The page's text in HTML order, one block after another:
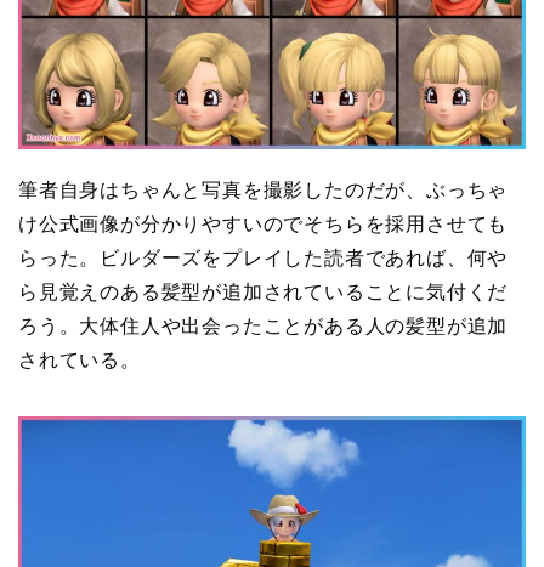
筆者自身はちゃんと写真を撮影したのだが、ぶっちゃ
け公式画像が分かりやすいのでそちらを採用させても
らった。ビルダーズをプレイした読者であれば、何や
ら見覚えのある髪型が追加されていることに気付くだ
ろう。大体住人や出会ったことがある人の髪型が追加
されている。